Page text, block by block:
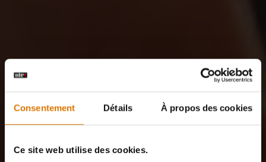
Consentement Détails À propos des cookies
Ce site web utilise des cookies.